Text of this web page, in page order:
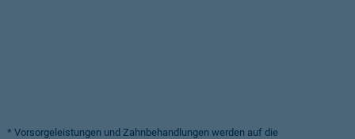
* Vorsorgeleistungen und Zahnbehandlungen werden auf die